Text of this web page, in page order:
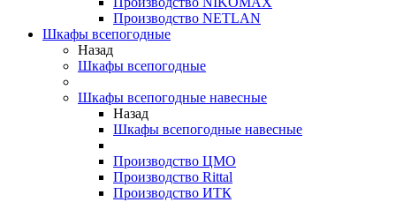
Производство NETLAN
Шкафы всепогодные
Назад
Шкафы всепогодные
Шкафы всепогодные навесные
Назад
Шкафы всепогодные навесные
Производство ЦМО
Производство Rittal
Производство ИТК